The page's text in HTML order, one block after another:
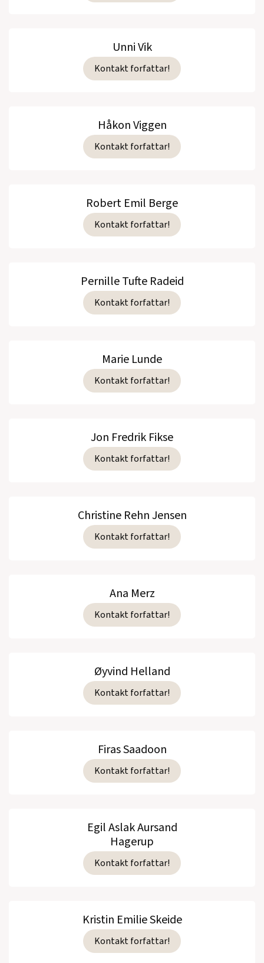
Unni Vik
Kontakt forfattar!
Håkon Viggen
Kontakt forfattar!
Robert Emil Berge
Kontakt forfattar!
Pernille Tufte Radeid
Kontakt forfattar!
Marie Lunde
Kontakt forfattar!
Jon Fredrik Fikse
Kontakt forfattar!
Christine Rehn Jensen
Kontakt forfattar!
Ana Merz
Kontakt forfattar!
Øyvind Helland
Kontakt forfattar!
Firas Saadoon
Kontakt forfattar!
Egil Aslak Aursand
Hagerup
Kontakt forfattar!
Kristin Emilie Skeide
Kontakt forfattar!